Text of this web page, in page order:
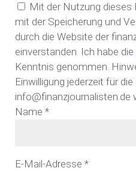
Mit der Nutzung dieses
mit der Speicherung und
durch die Website der
einverstanden. Ich habe die
Kenntnis genommen.
Einwilligung jederzeit für
info@finanzjournalisten.de
Name *
E-Mail-Adresse *